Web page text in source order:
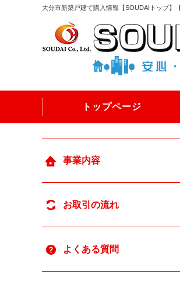
大分市新築戸建て購入情報【SOUDAIトップ】
トップページ
事業内容
お取引の流れ
よくある質問